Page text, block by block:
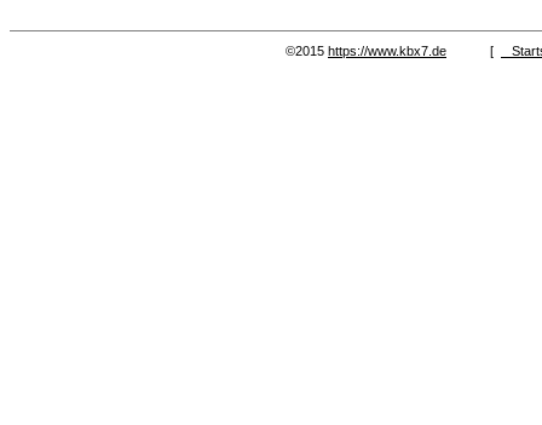
©2015 https://www.kbx7.de [